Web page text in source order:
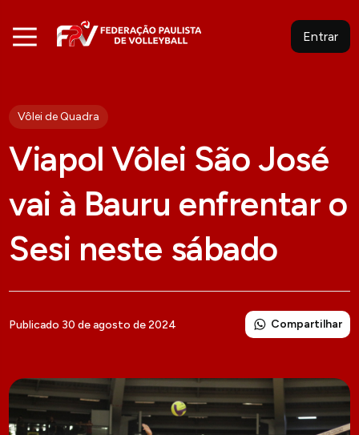
Entrar
Vôlei de Quadra
Viapol Vôlei São José
vai à Bauru enfrentar o
Sesi neste sábado
Publicado 30 de agosto de 2024 Compartilhar